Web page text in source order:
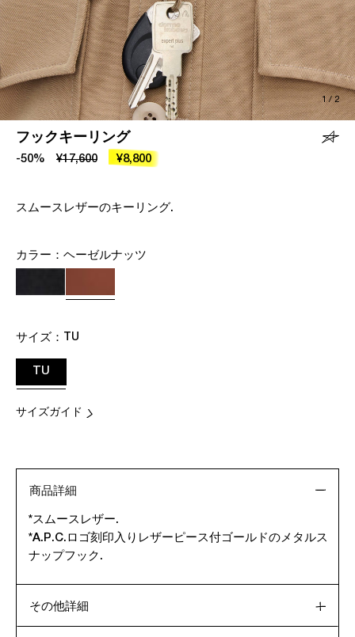
1/2
フックキーリング
-50% ¥17,600 ¥8,800
スムースレザーのキーリング.
カラー： ヘーゼルナッツ
サイズ： TU
TU
サイズガイド
商品詳細
*スムースレザー.
*A.P.C.ロゴ刻印入りレザーピース付ゴールドのメタルス
ナップフック.
その他詳細